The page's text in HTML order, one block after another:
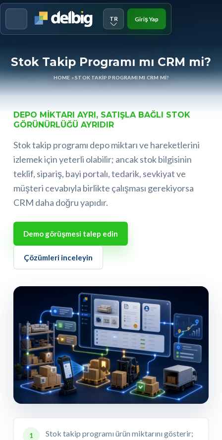
TR Giriş Yap
Stok Takip Programı mı CRM mi?
HOME »STOK TAKIP PROGRAMI MI CRM MI?
DEPO MIKTARI AYRI, SATIŞLA BAĞLI STOK
GÖRÜNÜRLÜĞÜ AYRIDIR
Stok takip programı depo miktarı ve hareketlerini
izlemek için yeterli olabilir; ancak stok bilgisinin
teklif, sipariş, bayi portalı, tedarik, sevkiyat ve
müşteri cevabıyla birlikte çalışması gerekiyorsa
CRM daha doğru yapıdır.
Demo görüşmesi talep edin
Çözümleri inceleyin
1
Stok takip programı ürün miktarını gösterir;